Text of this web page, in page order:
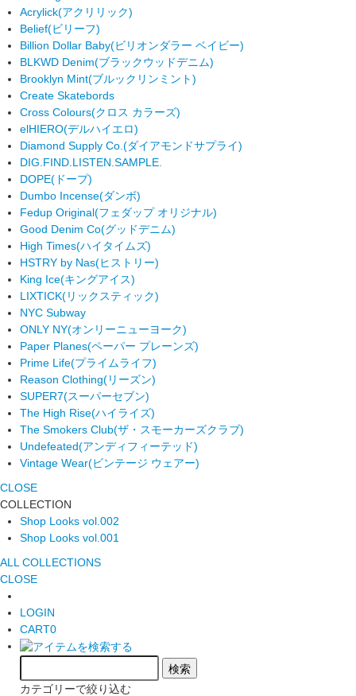
Acrylick(アクリリック)
Belief(ビリーフ)
Billion Dollar Baby(ビリオンダラー ベイビー)
BLKWD Denim(ブラックウッドデニム)
Brooklyn Mint(ブルックリンミント)
Create Skatebords
Cross Colours(クロス カラーズ)
elHIERO(デルハイエロ)
Diamond Supply Co. (ダイアモンドサプライ)
DIG.FIND.LISTEN.SAMPLE.
DOPE(ドープ)
Dumbo Incense(ダンボ)
Fedup Original(フェダップ オリジナル)
Good Denim Co(グッドデニム)
High Times(ハイタイムズ)
HSTRY by Nas(ヒストリー)
King Ice(キングアイス)
LIXTICK(リックスティック)
NYC Subway
ONLY NY(オンリーニューヨーク)
Paper Planes(ペーパー プレーンズ)
Prime Life(プライムライフ)
Reason Clothing(リーズン)
SUPER7(スーパーセブン)
The High Rise(ハイライズ)
The Smokers Club(ザ・スモーカーズクラブ)
Undefeated(アンディフィーテッド)
Vintage Wear(ビンテージ ウェアー)
CLOSE
COLLECTION
Shop Looks vol.002
Shop Looks vol.001
ALL COLLECTIONS
CLOSE
LOGIN
CART0
カテゴリーで絞り込む